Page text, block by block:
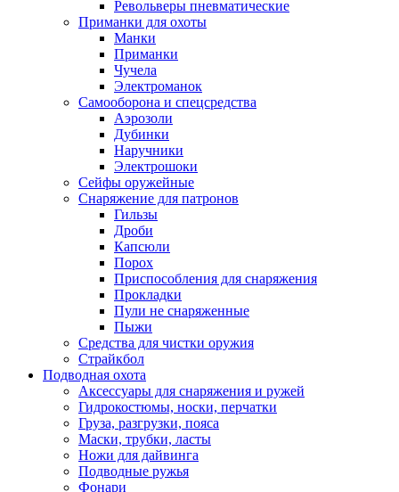
Револьверы пневматические
Приманки для охоты
Манки
Приманки
Чучела
Электроманок
Самооборона и спецсредства
Аэрозоли
Дубинки
Наручники
Электрошоки
Сейфы оружейные
Снаряжение для патронов
Гильзы
Дроби
Капсюли
Порох
Приспособления для снаряжения
Прокладки
Пули не снаряженные
Пыжи
Средства для чистки оружия
Страйкбол
Подводная охота
Аксессуары для снаряжения и ружей
Гидрокостюмы, носки, перчатки
Груза, разгрузки, пояса
Маски, трубки, ласты
Ножи для дайвинга
Подводные ружья
Фонари